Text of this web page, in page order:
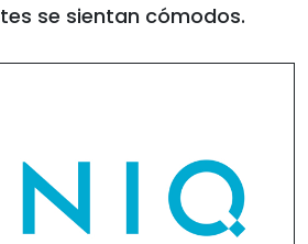
se sientan cómodos.